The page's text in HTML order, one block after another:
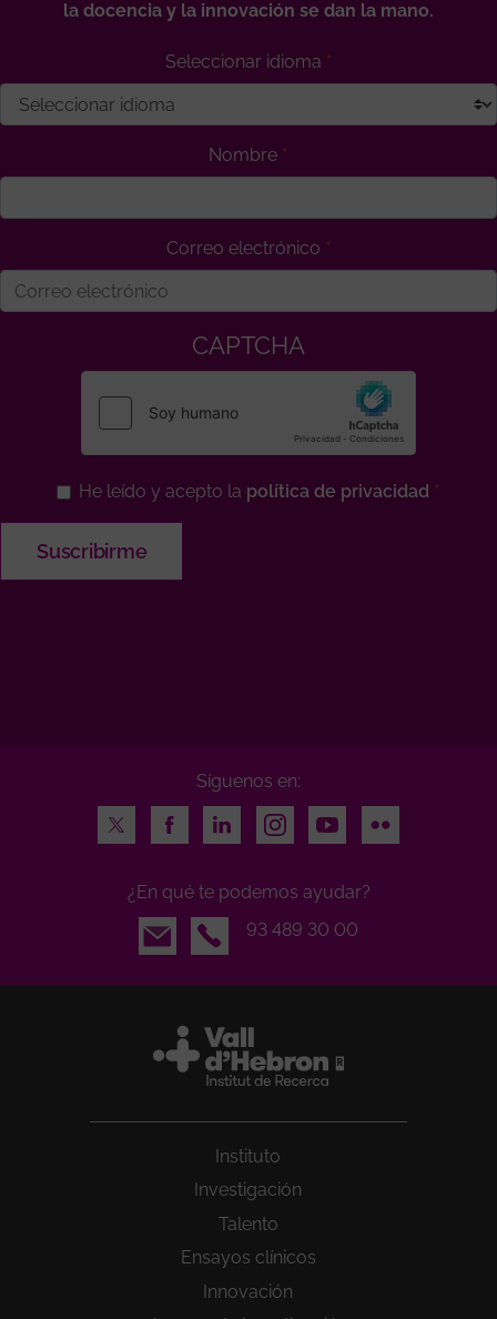
la docencia y la innovación se dan la mano.
Seleccionar idioma
Nombre
Correo electrónico
CAPTCHA
He leído y acepto la política de privacidad
Síguenos en:
Twitter
FacebookLinkedInInstagramYoutubeFlickr
¿En qué te podemos ayudar?
Email
93 489 30 00
Instituto
Investigación
Talento
Ensayos clínicos
Innovación